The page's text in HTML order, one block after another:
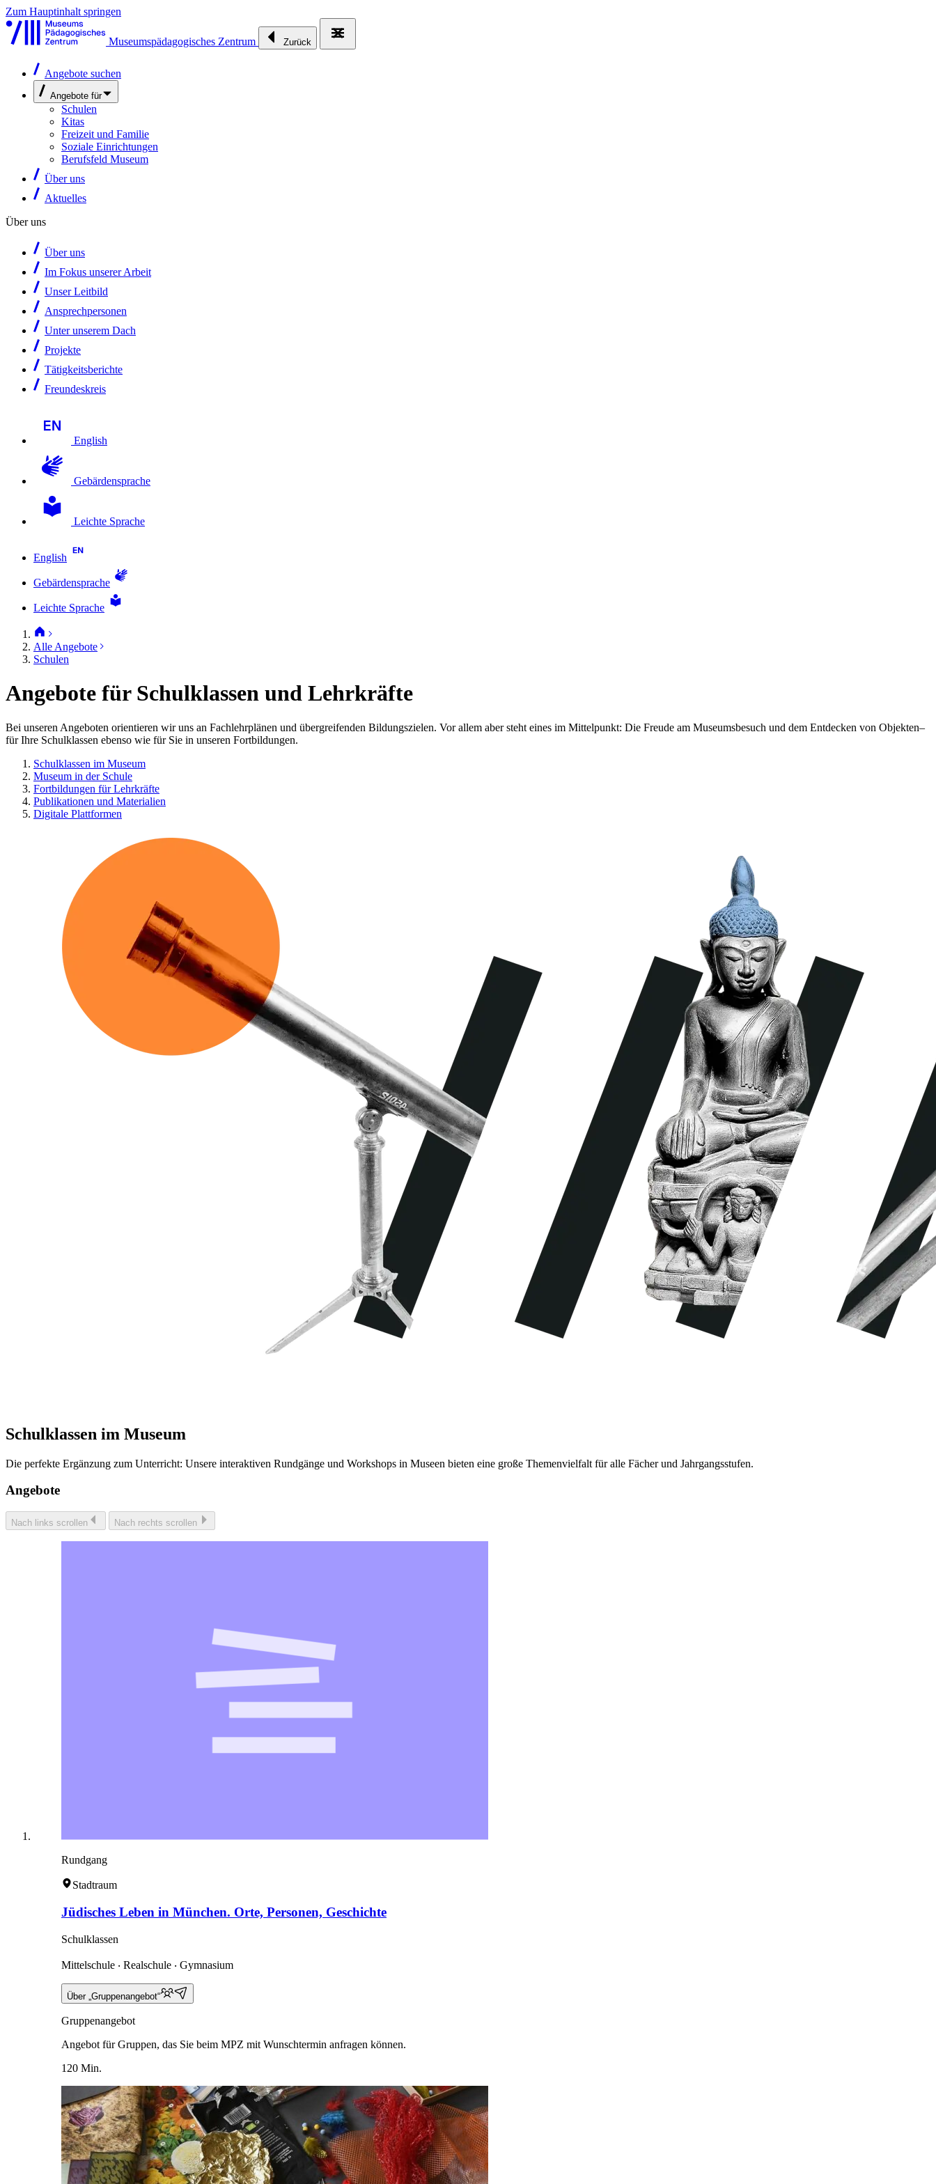
Zum Hauptinhalt springen
Museumspädagogisches Zentrum Zurück
Angebote suchen
Angebote für
Schulen
Kitas
Freizeit und Familie
Soziale Einrichtungen
Berufsfeld Museum
Über uns
Aktuelles
Über uns
Über uns
Im Fokus unserer Arbeit
Unser Leitbild
Ansprechpersonen
Unter unserem Dach
Projekte
Tätigkeitsberichte
Freundeskreis
English
Gebärdensprache
Leichte Sprache
English
Gebärdensprache
Leichte Sprache
Alle Angebote
Schulen
Angebote für Schulklassen und Lehrkräfte
Bei unseren Angeboten orientieren wir uns an Fachlehrplänen und übergreifenden Bildungszielen. Vor allem aber steht eines im Mittelpunkt: Die Freude am Museumsbesuch und dem Entdecken von Objekten–
für Ihre Schulklassen ebenso wie für Sie in unseren Fortbildungen.
Schulklassen im Museum
Museum in der Schule
Fortbildungen für Lehrkräfte
Publikationen und Materialien
Digitale Plattformen
Schulklassen im Museum
Die perfekte Ergänzung zum Unterricht: Unsere interaktiven Rundgänge und Workshops in Museen bieten eine große Themenvielfalt für alle Fächer und Jahrgangsstufen.
Angebote
Nach links scrollen Nach rechts scrollen
Rundgang
Stadtraum
Jüdisches Leben in München. Orte, Personen, Geschichte
Schulklassen
Mittelschule ‧ Realschule ‧ Gymnasium
Über „Gruppenangebot“
Gruppenangebot
Angebot für Gruppen, das Sie beim MPZ mit Wunschtermin anfragen können.
120 Min.